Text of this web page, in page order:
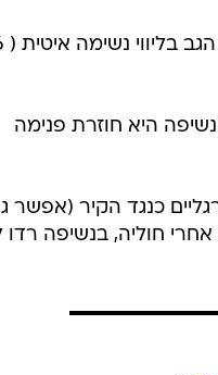
היכנסו
היא חוזרת פנימה
כנגד הקיר (אפשר
חוליה, בנשיפה